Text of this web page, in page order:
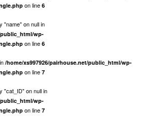
on line 6
"name" on null in
wp-
on line 6
/home/xs997926/pairhouse.net/public_html/wp-
on line 7
"cat_ID" on null in
wp-
on line 7